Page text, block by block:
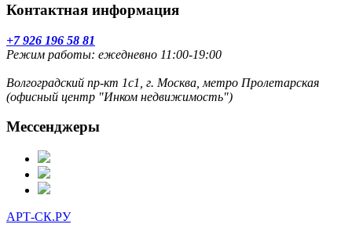
Контактная информация
+7 926 196 58 81
Режим работы: ежедневно 11:00-19:00
Волгоградский пр-кт 1с1, г. Москва, метро Пролетарская
(офисный центр "Инком недвижимость")
Мессенджеры
АРТ-СК.РУ